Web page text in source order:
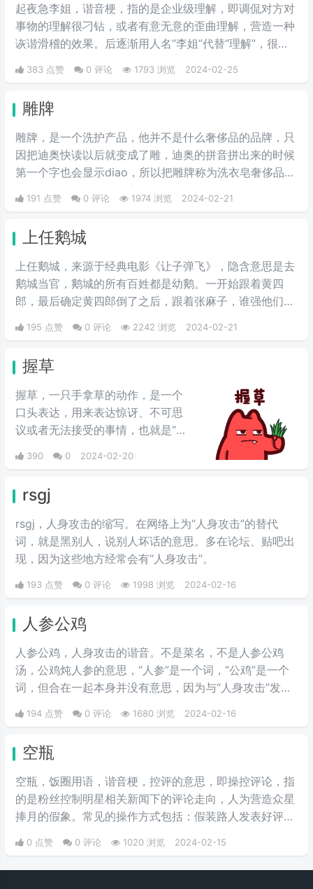
起夜急李姐，谐音梗，指的是企业级理解，即调侃对方对
事物的理解很刁钻，或者有意无意的歪曲理解，营造一种
诙谐滑稽的效果。后逐渐用人名“李姐”代替“理解”，很有
383 点赞 0 评论 1793 浏览 2024-02-25
雕牌
雕牌，是一个洗护产品，他并不是什么奢侈品的品牌，只
因把迪奥快读以后就变成了雕，迪奥的拼音拼出来的时候
第一个字也会显示diao，所以把雕牌称为洗衣皂奢侈品品
牌，Dior一直是华贵和高雅的代名词，这是恶搞的叫法，
因为迪奥的拼音diao和雕相同，另外也讽刺迪奥的衣服越
191 点赞 0 评论 1974 浏览 2024-02-21
上任鹅城
上任鹅城，来‌‌‌‌‌‌‌‌‌源于经典电影《让子弹飞》，隐含意思是去
鹅城当官，鹅城的所有百姓都是幼鹅。一开始跟着黄四
郎，最后确定黄四郎倒了之后，跟着张麻子，谁强他们跟
195 点赞 0 评论 2242 浏览 2024-02-21
握草
握草，一只手拿草的动作，是一个
口头表达，用来表达惊讶、不可思
议或者无法接受的事情，也就是“无
390 0 2024-02-20
rsgj
rsgj，人身攻击的缩写。在网络上为“人身攻击”的替代
词，就是黑别人，说别人坏话的意思。多在论坛、贴吧出
现，因为这些地方经常会有“人身攻击”。
193 点赞 0 评论 1998 浏览 2024-02-16
人参公鸡
人参公鸡，人身攻击的谐音。不是菜名，不是人参公鸡
汤，公鸡炖人参的意思，“人参”是一个词，“公鸡”是一个
词，但合在一起本身并没有意思，因为与“人身攻击”发音
替代词，就是黑人，说别人坏话的意思。多在论坛、贴吧
194 点赞 0 评论 1680 浏览 2024-02-16
空瓶
空瓶，饭圈用语，谐音梗，控评的意思，即操控评论，指
的是粉丝控制明星相关新闻下的评论走向，人为营造众星
捧月的假象。常见的操作方式包括：假装路人发表好评，
举报。
0 点赞 0 评论 1020 浏览 2024-02-15